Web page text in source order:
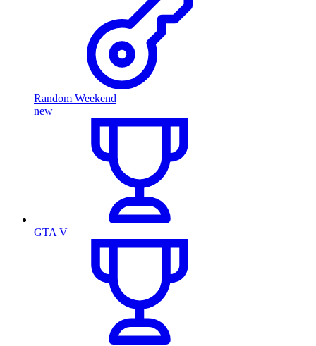
Random Weekend
new
GTA V